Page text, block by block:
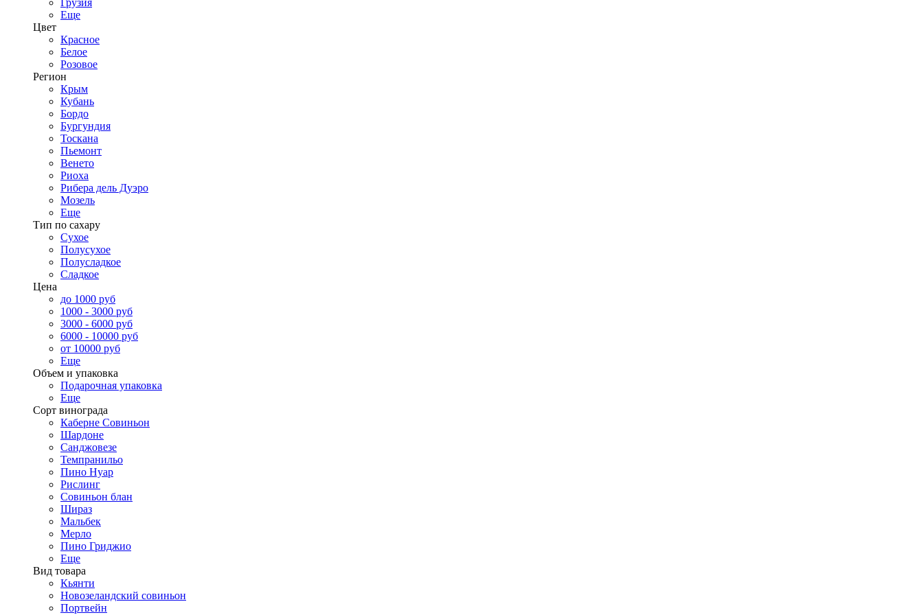
Грузия
Еще
Цвет
Красное
Белое
Розовое
Регион
Крым
Кубань
Бордо
Бургундия
Тоскана
Пьемонт
Венето
Риоха
Рибера дель Дуэро
Мозель
Еще
Тип по сахару
Сухое
Полусухое
Полусладкое
Сладкое
Цена
до 1000 руб
1000 - 3000 руб
3000 - 6000 руб
6000 - 10000 руб
от 10000 руб
Еще
Объем и упаковка
Подарочная упаковка
Еще
Сорт винограда
Каберне Совиньон
Шардоне
Санджовезе
Темпранильо
Пино Нуар
Рислинг
Совиньон блан
Шираз
Мальбек
Мерло
Пино Гриджио
Еще
Вид товара
Кьянти
Новозеландский совиньон
Портвейн